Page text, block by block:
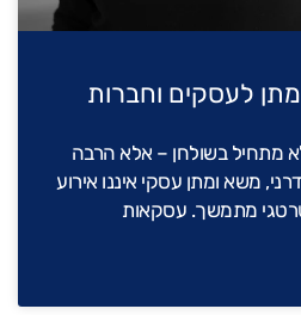
ומתן לעסקים וחברות
מתחיל בשולחן – אלא הרבה
משא ומתן עסקי איננו אירוע
מתמשך. עסקאות